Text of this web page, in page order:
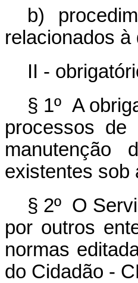
b)
relacionados
II -
§ 1º A
processos
manutenção
existentes sob
§ 2º O
por outros
normas
do Cidadão -